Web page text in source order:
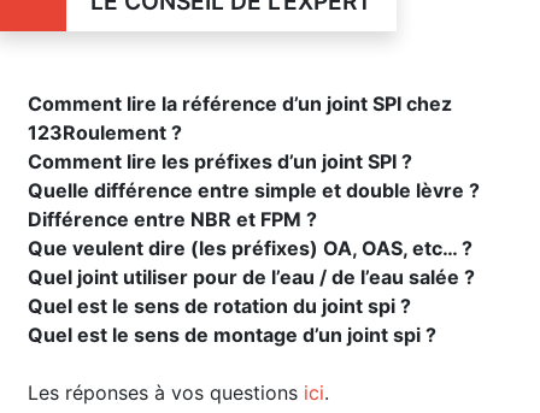
Comment lire la référence d’un joint SPI chez
123Roulement ?
Comment lire les préfixes d’un joint SPI ?
Quelle différence entre simple et double lèvre ?
Différence entre NBR et FPM ?
Que veulent dire (les préfixes) OA, OAS, etc… ?
Quel joint utiliser pour de l’eau / de l’eau salée ?
Quel est le sens de rotation du joint spi ?
Quel est le sens de montage d’un joint spi ?
Les réponses à vos questions ici.